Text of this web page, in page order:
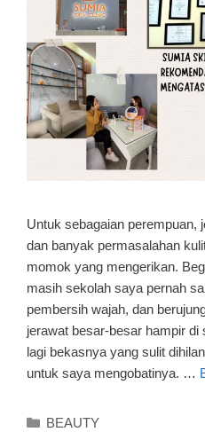
Untuk sebagaian perempuan,
dan banyak permasalahan
momok yang mengerikan.
masih sekolah saya pernah
pembersih wajah, dan
jerawat besar-besar hampir di
lagi bekasnya yang sulit
untuk saya mengobatinya. …
Kategori
BEAUTY